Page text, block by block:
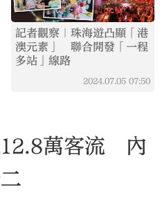
記者觀察｜珠海遊凸顯「港
澳元素」 聯合開發「一程
多站」線路
2024.07.05 07:50
12.8萬客流 內